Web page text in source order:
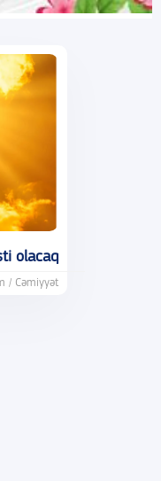
olacaq
/ Cəmiyyət